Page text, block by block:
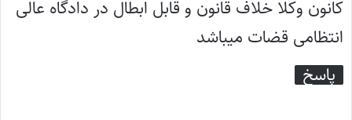
کانون وکلا خلاف قانون و قابل ابطال در دادگاه عالی
انتظامی قضات میباشد
پاسخ